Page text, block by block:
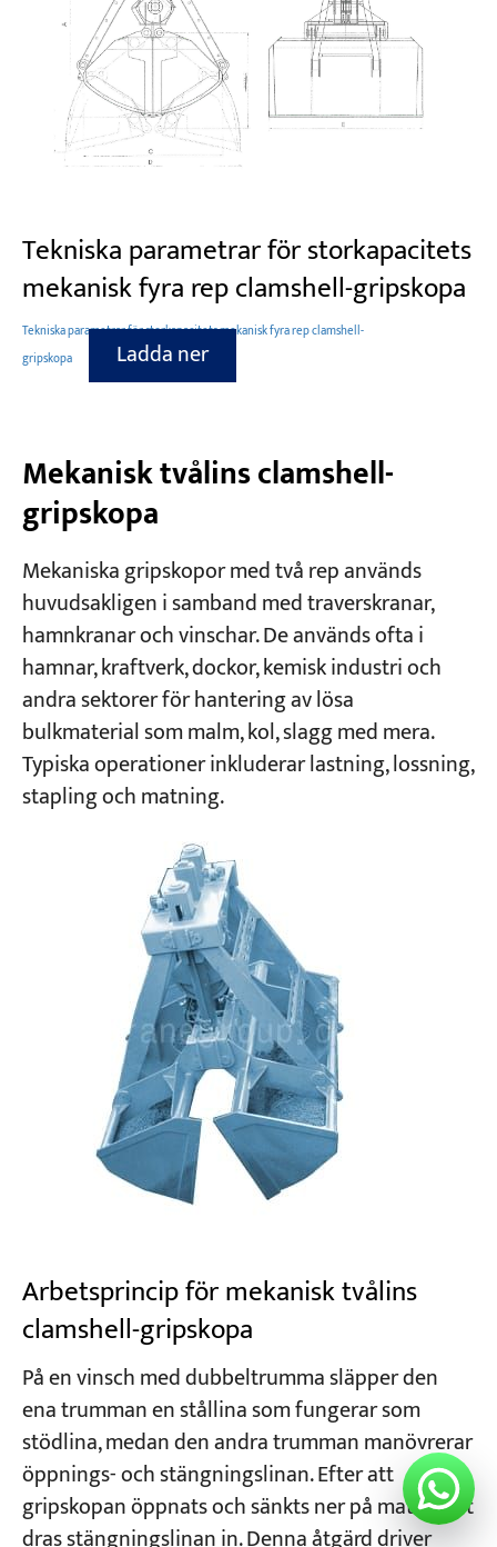
Tekniska parametrar för storkapacitets
mekanisk fyra rep clamshell-gripskopa
Tekniska parametrar för storkapacitets mekanisk fyra rep clamshell-
gripskopa
Ladda ner
Mekanisk tvålins clamshell-
gripskopa
Mekaniska gripskopor med två rep används
huvudsakligen i samband med traverskranar,
hamnkranar och vinschar. De används ofta i
hamnar, kraftverk, dockor, kemisk industri och
andra sektorer för hantering av lösa
bulkmaterial som malm, kol, slagg med mera.
Typiska operationer inkluderar lastning, lossning,
stapling och matning.
Arbetsprincip för mekanisk tvålins
clamshell-gripskopa
På en vinsch med dubbeltrumma släpper den
ena trumman en stållina som fungerar som
stödlina, medan den andra trumman manövrerar
öppnings- och stängningslinan. Efter att
gripskopan öppnats och sänkts ner på materialet